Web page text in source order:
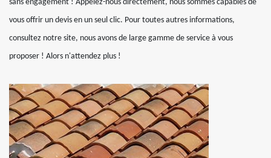
sans engagement ! Appelez-nous directement, nous sommes capables de
vous offrir un devis en un seul clic. Pour toutes autres informations,
consultez notre site, nous avons de large gamme de service à vous
proposer ! Alors n'attendez plus !